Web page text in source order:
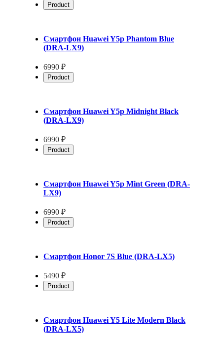
Product
Смартфон Huawei Y5p Phantom Blue
(DRA-LX9)
6990 ₽
Product
Смартфон Huawei Y5p Midnight Black
(DRA-LX9)
6990 ₽
Product
Смартфон Huawei Y5p Mint Green (DRA-
LX9)
6990 ₽
Product
Смартфон Honor 7S Blue (DRA-LX5)
5490 ₽
Product
Смартфон Huawei Y5 Lite Modern Black
(DRA-LX5)